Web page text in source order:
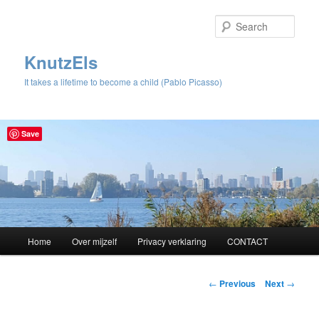
KnutzEls
It takes a lifetime to become a child (Pablo Picasso)
Skip
Home Over mijzelf Privacy verklaring CONTACT
Post
← Previous Next →
Save